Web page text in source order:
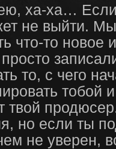
ха-ха…
не выйти.
что-то новое
то, с чего
тобой
твой
но если ты
не уверен,